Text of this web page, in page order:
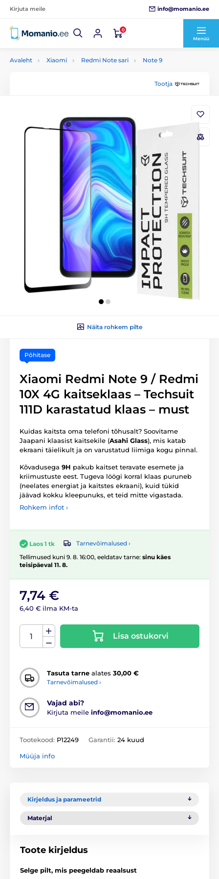
Kirjuta meile info@momanio.ee
0
Menüü
Avaleht Xiaomi Redmi Note sari Note 9
Tootja
Näita rohkem pilte
Põhitase
Xiaomi Redmi Note 9 / Redmi
10X 4G kaitseklaas – Techsuit
111D karastatud klaas – must
Kuidas kaitsta oma telefoni tõhusalt? Soovitame
Jaapani klaasist kaitsekile (Asahi Glass), mis katab
ekraani täielikult ja on varustatud liimiga kogu pinnal.
Kõvadusega 9H pakub kaitset teravate esemete ja
kriimustuste eest. Tugeva löögi korral klaas puruneb
(neelates energiat ja kaitstes ekraani), kuid tükid
jäävad kokku kleepunuks, et teid mitte vigastada.
Rohkem infot ›
Laos 1 tk
Tarnevõimalused ›
Tellimused kuni 9. 8. 16:00, eeldatav tarne: sinu käes
teisipäeval 11. 8.
7,74 €
6,40 € ilma KM-ta
Lisa ostukorvi
Tasuta tarne alates 30,00 €
Tarnevõimalused ›
Vajad abi?
Kirjuta meile info@momanio.ee
Tootekood: P12249 Garantii: 24 kuud
Müüja info
Kirjeldus ja parameetrid
Materjal
Toote kirjeldus
Selge pilt, mis peegeldab reaalsust